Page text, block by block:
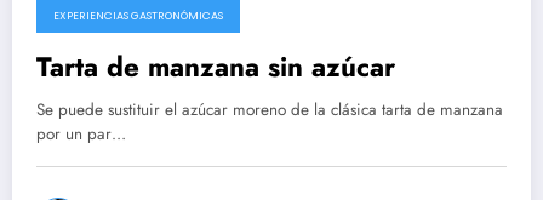
EXPERIENCIAS GASTRONÓMICAS
Tarta de manzana sin azúcar
Se puede sustituir el azúcar moreno de la clásica tarta de manzana
por un par…